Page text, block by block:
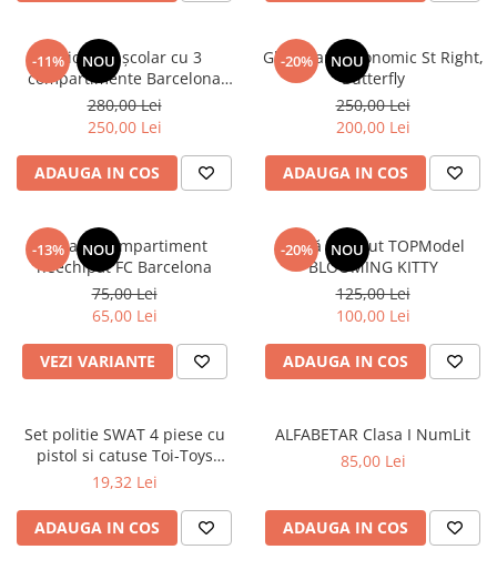
-11% NOU
Ghiozdan școlar cu 3
compartimente Barcelona
AB340 Astrabag albastru/rosu
280,00 Lei
250,00 Lei
ADAUGA IN COS
-20% NOU
Ghiozdan ergonomic St Right,
Butterfly
250,00 Lei
200,00 Lei
ADAUGA IN COS
-13% NOU
Penar 1 compartiment
neechipat FC Barcelona
75,00 Lei
65,00 Lei
VEZI VARIANTE
-20% NOU
Sticlă de băut TOPModel
BLOOMING KITTY
125,00 Lei
100,00 Lei
ADAUGA IN COS
Set politie SWAT 4 piese cu
pistol si catuse Toi-Toys
TT14150A
19,32 Lei
ADAUGA IN COS
ALFABETAR Clasa I NumLit
85,00 Lei
ADAUGA IN COS